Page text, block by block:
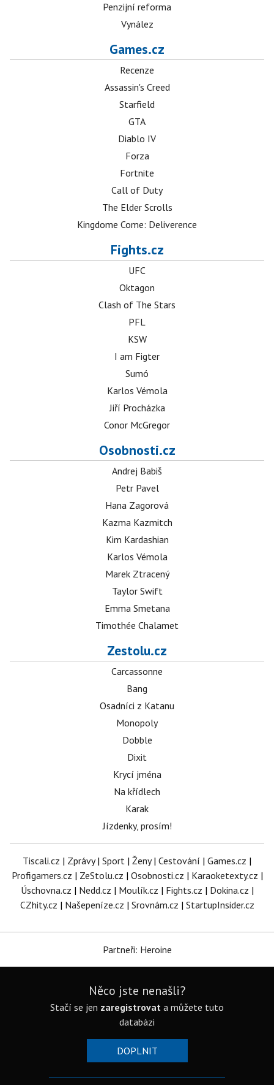
Penzijní reforma
Vynález
Games.cz
Recenze
Assassin's Creed
Starfield
GTA
Diablo IV
Forza
Fortnite
Call of Duty
The Elder Scrolls
Kingdome Come: Deliverence
Fights.cz
UFC
Oktagon
Clash of The Stars
PFL
KSW
I am Figter
Sumó
Karlos Vémola
Jiří Procházka
Conor McGregor
Osobnosti.cz
Andrej Babiš
Petr Pavel
Hana Zagorová
Kazma Kazmitch
Kim Kardashian
Karlos Vémola
Marek Ztracený
Taylor Swift
Emma Smetana
Timothée Chalamet
Zestolu.cz
Carcassonne
Bang
Osadníci z Katanu
Monopoly
Dobble
Dixit
Krycí jména
Na křídlech
Karak
Jízdenky, prosím!
Tiscali.cz | Zprávy| Sport | Ženy| Cestování | Games.cz |
Profigamers.cz | ZeStolu.cz | Osobnosti.cz | Karaoketexty.cz |
Úschovna.cz | Nedd.cz | Moulík.cz | Fights.cz | Dokina.cz |
CZhity.cz | Našepeníze.cz | Srovnám.cz | StartupInsider.cz
Partneři: Heroine
Něco jste nenašli?
Stačí se jen zaregistrovat a můžete tuto
databázi
DOPLNIT